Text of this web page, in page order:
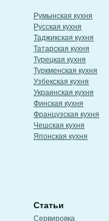
Румынская кухня
Русская кухня
Таджикская кухня
Татарская кухня
Турецкая кухня
Туркменская кухня
Узбекская кухня
Украинская кухня
Финская кухня
Французская кухня
Чешская кухня
Японская кухня
Статьи
Сервировка